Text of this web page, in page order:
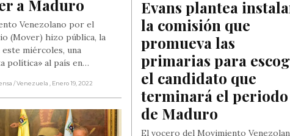
a Maduro
Venezolano por el
(Mover) hizo pública, la
este miércoles, una
política» al país en…
/ Venezuela , Enero 19, 2022
Evans plantea
la comisión que
promueva las
primarias para
el candidato que
terminará el periodo
de Maduro
El vocero del Movimiento